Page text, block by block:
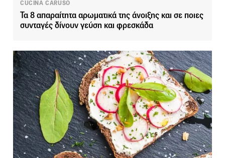
CUCINA CARUSO
Τα 8 απαραίτητα αρωματικά της άνοιξης και σε ποιες
συνταγές δίνουν γεύση και φρεσκάδα